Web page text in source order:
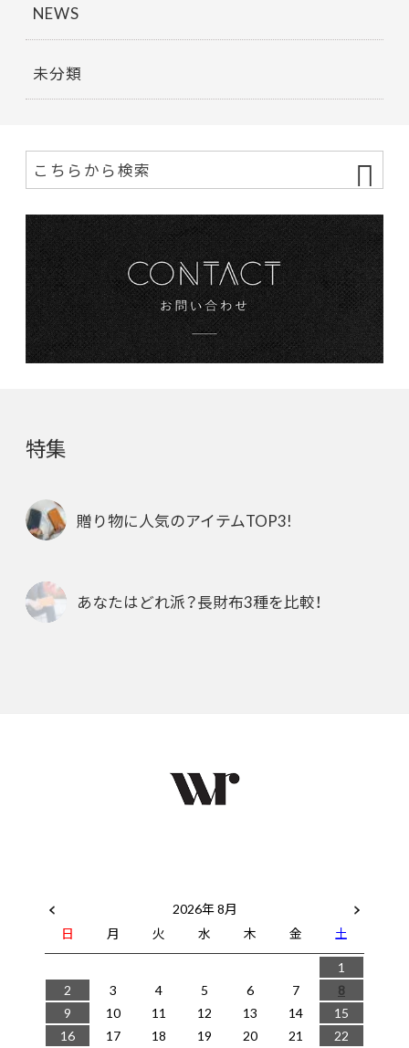
NEWS
未分類
特集
贈り物に人気のアイテムTOP3!
あなたはどれ派？長財布3種を比較！
2026年 8月
日
月 火 水 木 金
土
1
2
3 4 5 6 7
8
9
10 11 12 13 14
15
16
17 18 19 20 21 22